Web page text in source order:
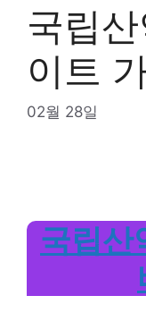
국립
이트
02월 28일
국립산